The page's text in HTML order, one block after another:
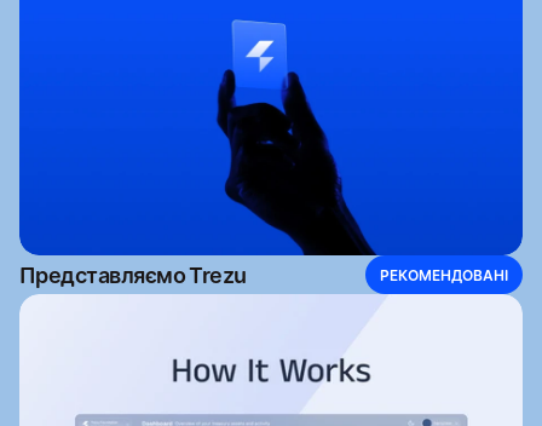
Представляємо Trezu РЕКОМЕНДОВАНІ